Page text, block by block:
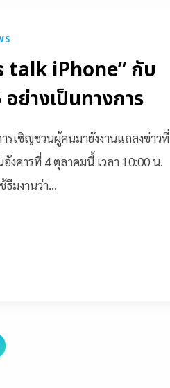
talk iPhone” กับ
ย่างเป็นทางการ
รเชิญชวนผู้คนมายังงานแถลงข่าวที่
งคารที่ 4 ตุลาคมนี้ เวลา 10:00 น.
ธีมงานว่า…